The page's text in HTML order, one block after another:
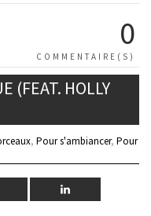
0
COMMENTAIRE(S)
(FEAT. HOLLY
, Pour s'ambiancer, Pour